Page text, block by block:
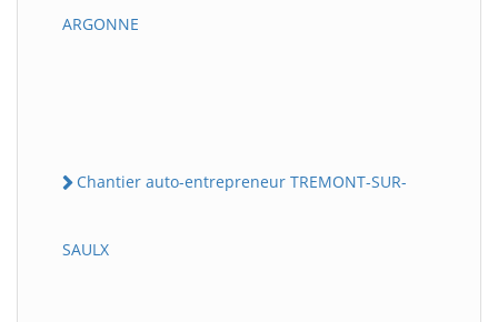
ARGONNE
Chantier auto-entrepreneur TREMONT-SUR-
SAULX